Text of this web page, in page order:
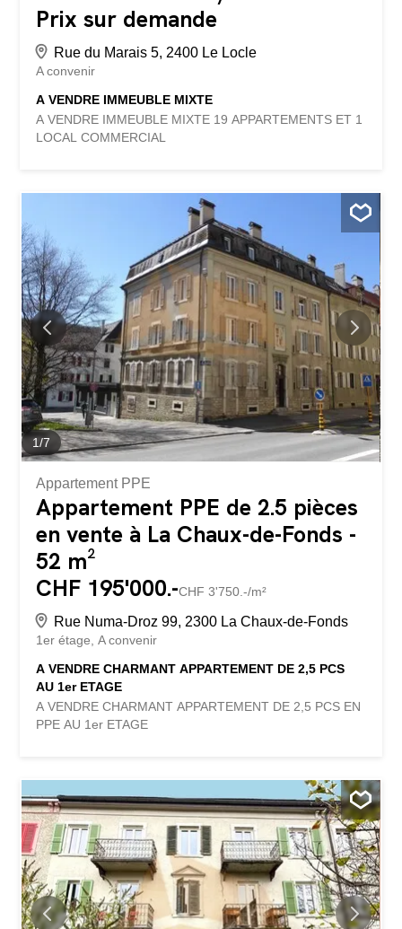
Prix sur demande
Rue du Marais 5, 2400 Le Locle
A convenir
A VENDRE IMMEUBLE MIXTE
A VENDRE IMMEUBLE MIXTE 19 APPARTEMENTS ET 1
LOCAL COMMERCIAL
1/7
Appartement PPE
Appartement PPE de 2.5 pièces
en vente à La Chaux-de-Fonds -
52 m²
CHF 195'000.-CHF 3'750.-/m²
Rue Numa-Droz 99, 2300 La Chaux-de-Fonds
1er étage A convenir
A VENDRE CHARMANT APPARTEMENT DE 2,5 PCS
AU 1er ETAGE
A VENDRE CHARMANT APPARTEMENT DE 2,5 PCS EN
PPE AU 1er ETAGE